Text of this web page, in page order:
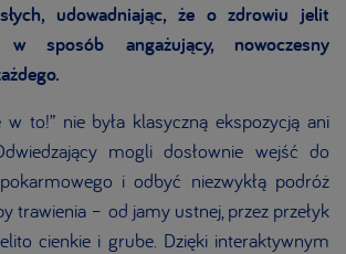
udowadniając, że o zdrowiu jelit
sposób angażujący, nowoczesny
w to!” nie była klasyczną ekspozycją ani
mogli dosłownie wejść do
i odbyć niezwykłą podróż
trawienia – od jamy ustnej, przez przełyk
cienkie i grube. Dzięki interaktywnym